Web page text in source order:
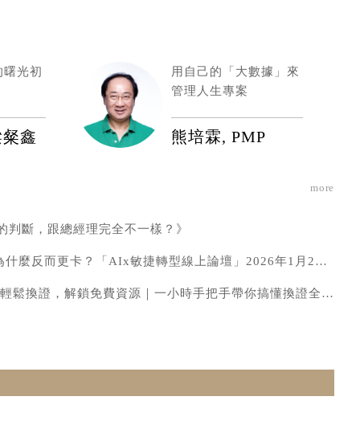
曙光初
鑫
用自己的「大數據」來
管理人生專案
熊培霖, PMP
more
判斷，跟總經理完全不一樣？》
麼反而更卡？「AIx敏捷轉型線上論壇」2026年1月28日為
鬆換證，解鎖免費資源｜一小時手把手帶你搞懂換證全流程